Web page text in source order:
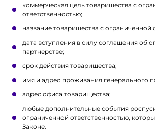
коммерческая цель товарищества с
ответственностью;
название товарищества с ограниченной
дата вступления в силу соглашения об
партнерстве;
срок действия товарищества;
имя и адрес проживания генерального
адрес офиса товарищества;
любые дополнительные события
ограниченной ответственностью,
Законе.